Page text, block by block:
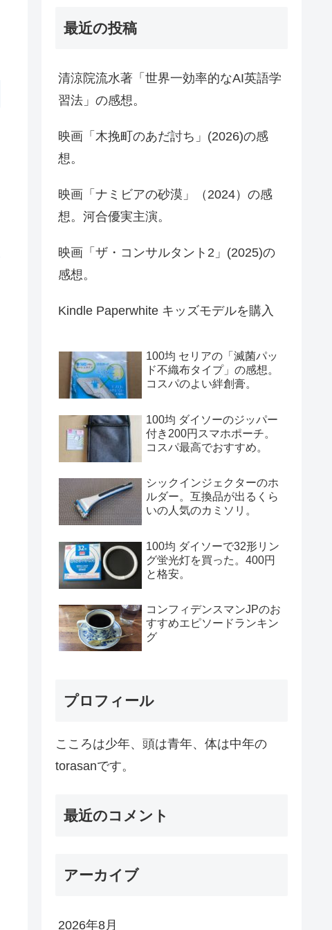
最近の投稿
清涼院流水著「世界一効率的なAI英語学
習法」の感想。
映画「木挽町のあだ討ち」(2026)の感
想。
映画「ナミビアの砂漠」（2024）の感
想。河合優実主演。
映画「ザ・コンサルタント2」(2025)の
感想。
Kindle Paperwhite キッズモデルを購入
100均 セリアの「滅菌パッ
ド不織布タイプ」の感想。
コスパのよい絆創膏。
100均 ダイソーのジッパー
付き200円スマホポーチ。
コスパ最高でおすすめ。
シックインジェクターのホ
ルダー。互換品が出るくら
いの人気のカミソリ。
100均 ダイソーで32形リン
グ蛍光灯を買った。400円
と格安。
コンフィデンスマンJPのお
すすめエピソードランキン
グ
プロフィール
こころは少年、頭は青年、体は中年の
torasanです。
最近のコメント
アーカイブ
2026年8月